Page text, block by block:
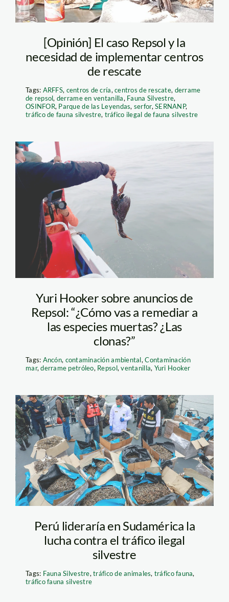
[Opinión] El caso Repsol y la
necesidad de implementar centros
de rescate
Tags: ARFFS, centros de cría,centros de rescate, derrame
de repsol, derrame en ventanilla, Fauna Silvestre,
OSINFOR, Parque de las Leyendas, serfor,SERNANP,
tráfico de fauna silvestre, tráfico ilegal de fauna silvestre
ave-afectada-por-
derrame-de-
petorleo–de-repsol—
afp
Yuri Hooker sobre anuncios de
Repsol: “¿Cómo vas a remediar a
las especies muertas? ¿Las
clonas?”
Tags: Ancón, contaminación ambiental,Contaminación
mar,derrame petróleo, Repsol,ventanilla, Yuri Hooker
RPP – Incautación
Caballitos de Mar
Perú lideraría en Sudamérica la
lucha contra el tráfico ilegal
silvestre
Tags: Fauna Silvestre,tráfico de animales, tráfico fauna,
tráfico fauna silvestre